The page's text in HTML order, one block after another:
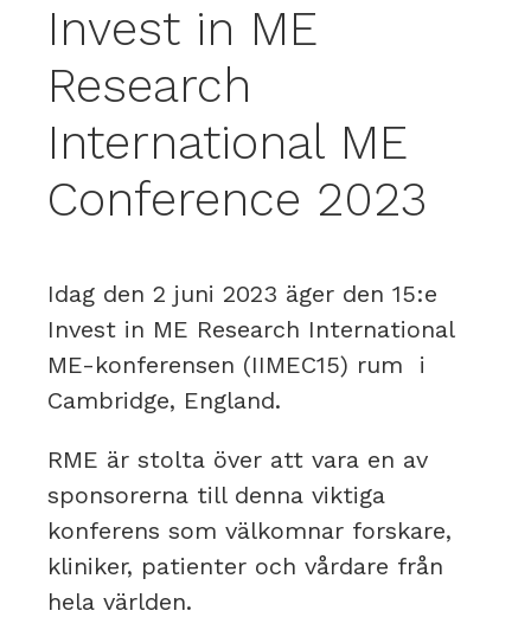
Invest in ME
Research
International ME
Conference 2023
Idag den 2 juni 2023 äger den 15:e
Invest in ME Research International
ME-konferensen (IIMEC15) rum i
Cambridge, England.
RME är stolta över att vara en av
sponsorerna till denna viktiga
konferens som välkomnar forskare,
kliniker, patienter och vårdare från
hela världen.